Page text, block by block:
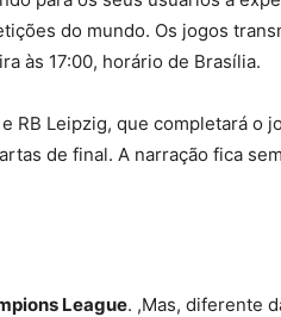
do mundo. Os jogos
às 17:00, horário de Brasília.
RB Leipzig, que completará o
de final. A narração fica
League. ,Mas, diferente